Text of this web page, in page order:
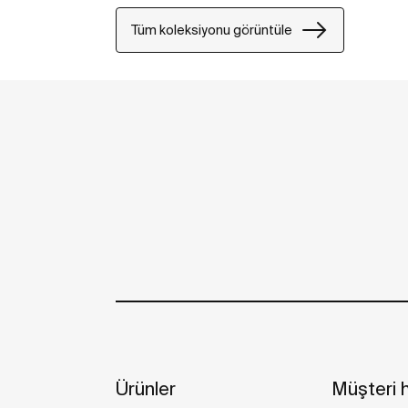
Tüm koleksiyonu görüntüle
Ürünler Müşteri